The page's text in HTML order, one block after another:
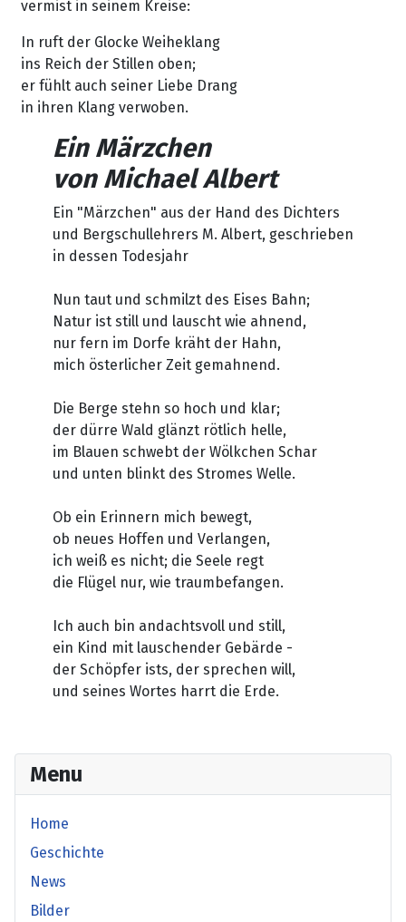
Menu
Home
Geschichte
News
Bilder
vermist in seinem Kreise:
In ruft der Glocke Weiheklang
ins Reich der Stillen oben;
er fühlt auch seiner Liebe Drang
in ihren Klang verwoben.
Ein Märzchen
von Michael Albert
Ein "Märzchen" aus der Hand des Dichters
und Bergschullehrers M. Albert, geschrieben
in dessen Todesjahr
Nun taut und schmilzt des Eises Bahn;
Natur ist still und lauscht wie ahnend,
nur fern im Dorfe kräht der Hahn,
mich österlicher Zeit gemahnend.
Die Berge stehn so hoch und klar;
der dürre Wald glänzt rötlich helle,
im Blauen schwebt der Wölkchen Schar
und unten blinkt des Stromes Welle.
Ob ein Erinnern mich bewegt,
ob neues Hoffen und Verlangen,
ich weiß es nicht; die Seele regt
die Flügel nur, wie traumbefangen.
Ich auch bin andachtsvoll und still,
ein Kind mit lauschender Gebärde -
der Schöpfer ists, der sprechen will,
und seines Wortes harrt die Erde.